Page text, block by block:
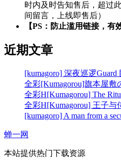
时内及时告知售后，超过
间留言，上线即售后）
【PS：防止滥用链接，有
近期文章
[kumagoro] 深夜巡逻Guard
全彩[Kumagorou]旗本屋敷
全彩H[Kumagorou] The
全彩H[Kumagorou] 王子与
[kumagoro] A man from a
蝉一网
本站提供热门下载资源